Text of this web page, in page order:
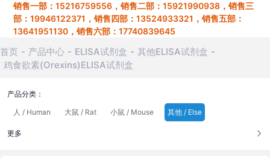
销售一部：15216759556，销售二部：15921990938，销售三
部：19946122371，销售四部：13524933321，销售五部：
13641951130，销售六部：17740839645
首页 产品中心 ELISA试剂盒
其他ELISA试剂盒
鸡食欲素(Orexins)ELISA试剂盒
产品分类：
人 / Human
大鼠 / Rat 小鼠 / Mouse 其他 / Else
更多